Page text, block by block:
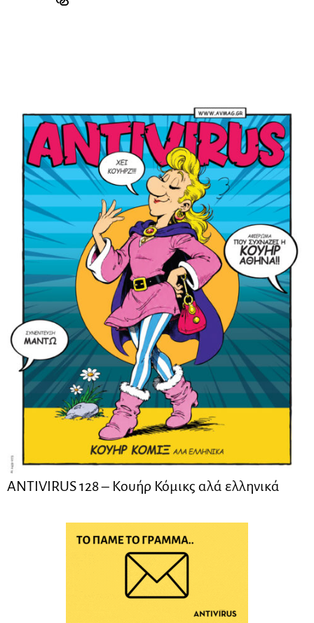
ANTIVIRUS 128 – Kουήρ Κόμικς αλά ελληνικά